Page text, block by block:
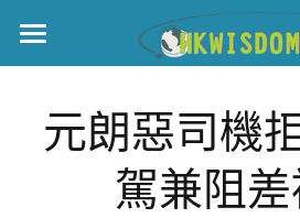
主頁
世界盃
伊美戰爭
元朗惡司機
駕兼阻